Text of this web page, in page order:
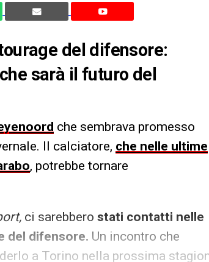
del difensore:
sarà il futuro del
che sembrava promesso
Il calciatore, che nelle ultime
, potrebbe tornare
ci sarebbero stati contatti nelle
del difensore. Un incontro che
a Torino nella prossima